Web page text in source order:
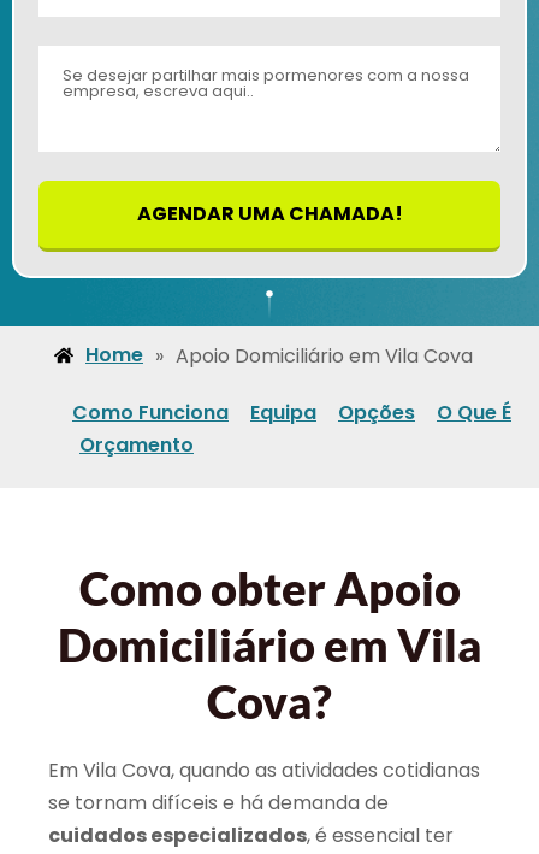
AGENDAR UMA CHAMADA!
Home » Apoio Domiciliário em Vila Cova
Como Funciona Equipa Opções
O Que É
Orçamento
Como obter Apoio
Domiciliário em Vila
Cova?
Em Vila Cova, quando as atividades cotidianas
se tornam difíceis e há demanda de
cuidados especializados, é essencial ter